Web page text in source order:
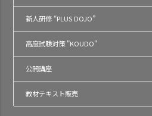
新人研修 “PLUS DOJO”
高度試験対策 "KOUDO"
公開講座
教材テキスト販売